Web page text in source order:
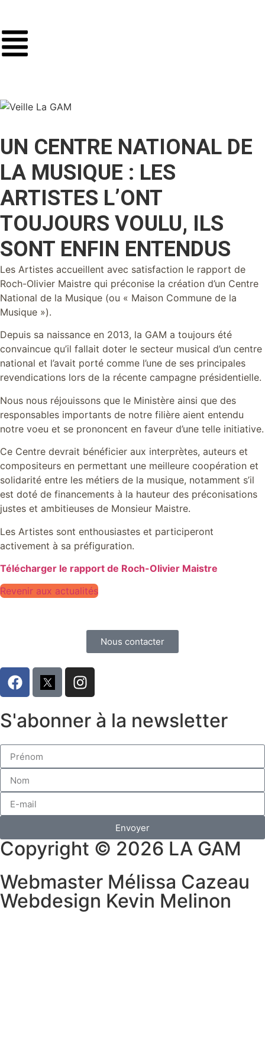
UN CENTRE NATIONAL DE
LA MUSIQUE : LES
ARTISTES L’ONT
TOUJOURS VOULU, ILS
SONT ENFIN ENTENDUS
Les Artistes accueillent avec satisfaction le rapport de
Roch-Olivier Maistre qui préconise la création d’un Centre
National de la Musique (ou « Maison Commune de la
Musique »).
Depuis sa naissance en 2013, la GAM a toujours été
convaincue qu’il fallait doter le secteur musical d’un centre
national et l’avait porté comme l’une de ses principales
revendications lors de la récente campagne présidentielle.
Nous nous réjouissons que le Ministère ainsi que des
responsables importants de notre filière aient entendu
notre voeu et se prononcent en faveur d’une telle initiative.
Ce Centre devrait bénéficier aux interprètes, auteurs et
compositeurs en permettant une meilleure coopération et
solidarité entre les métiers de la musique, notamment s’il
est doté de financements à la hauteur des préconisations
justes et ambitieuses de Monsieur Maistre.
Les Artistes sont enthousiastes et participeront
activement à sa préfiguration.
Télécharger le rapport de Roch-Olivier Maistre
Revenir aux actualités
Nous contacter
S'abonner à la newsletter
Envoyer
Copyright © 2026 LA GAM
Webmaster Mélissa Cazeau
Webdesign Kevin Melinon